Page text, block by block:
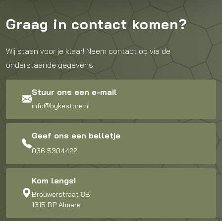
Graag in contact komen?
Wij staan voor je klaar! Neem contact op via de
onderstaande gegevens.
Stuur ons een e-mail
info@bykestore.nl
Geef ons een belletje
036 5304422
Kom langs!
Brouwerstraat 8B
1315 BP Almere